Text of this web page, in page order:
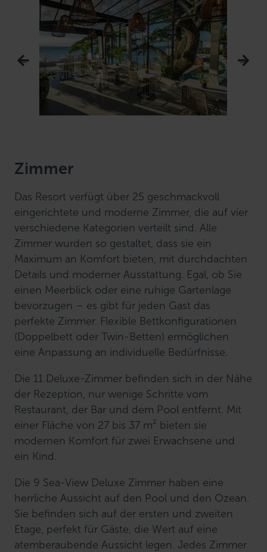
Zimmer
Das Resort verfügt über 25 geschmackvoll
eingerichtete und moderne Zimmer, die auf vier
verschiedene Kategorien verteilt sind. Alle
Zimmer wurden so gestaltet, dass sie ein
Maximum an Komfort bieten, mit durchdachten
Details und moderner Ausstattung. Egal, ob Sie
einen Meerblick oder eine ruhige Gartenlage
bevorzugen – es gibt für jeden Gast das
perfekte Zimmer. Flexible Bettkonfigurationen
(Doppelbett oder Twin-Betten) ermöglichen
eine Anpassung an individuelle Bedürfnisse.
Die 11 Deluxe-Zimmer befinden sich in der Nähe
der Rezeption, nur wenige Schritte vom
Restaurant, der Bar und dem Pool entfernt. Mit
einer Fläche von 27 bis 37 m² bieten sie
modernen Komfort für zwei Erwachsene und
ein Kind.
Die 9 Sea-View Deluxe Zimmer haben eine
herrliche Aussicht auf den Pool und den Ozean.
Sie befinden sich auf der ersten und zweiten
Etage, perfekt für Gäste, die Wert auf eine
atemberaubende Aussicht legen. Jedes Zimmer